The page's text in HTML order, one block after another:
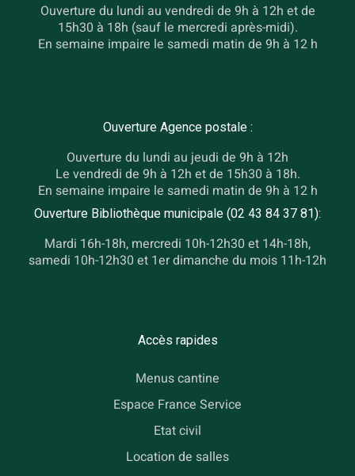
Ouverture du lundi au vendredi de 9h à 12h et de
15h30 à 18h (sauf le mercredi après-midi).
En semaine impaire le samedi matin de 9h à 12 h
Ouverture Agence postale :
Ouverture du lundi au jeudi de 9h à 12h
Le vendredi de 9h à 12h et de 15h30 à 18h.
En semaine impaire le samedi matin de 9h à 12 h
Ouverture Bibliothèque municipale (02 43 84 37 81):
Mardi 16h-18h, mercredi 10h-12h30 et 14h-18h,
samedi 10h-12h30 et 1er dimanche du mois 11h-12h
Accès rapides
Menus cantine
Espace France Service
Etat civil
Location de salles